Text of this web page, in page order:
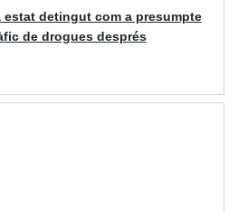
estat detingut com a presumpte
de drogues després